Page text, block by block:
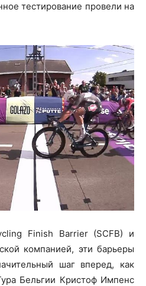
тестирование провели на
Finish Barrier (SCFB) и
компанией, эти барьеры
шаг вперед, как
Бельгии Кристоф Импенс